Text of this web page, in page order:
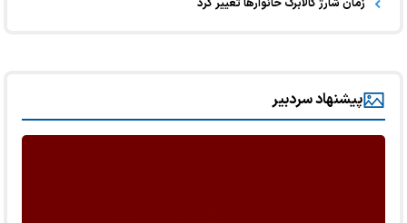
زمان شارژ کالابرگ خانوارها تغییر کرد
پیشنهاد سردبیر